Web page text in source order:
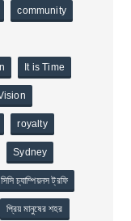
community
It is Time
royalty
Sydney
চ্যাম্পিয়নস ট্রফি
প্রিয় মানুষের শহর